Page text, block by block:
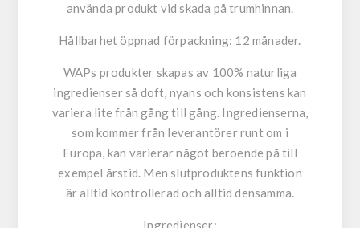
använda produkt vid skada på trumhinnan.
Hållbarhet öppnad förpackning: 12 månader.
WAPs produkter skapas av 100% naturliga
ingredienser så doft, nyans och konsistens kan
variera lite från gång till gång. Ingredienserna,
som kommer från leverantörer runt om i
Europa, kan varierar något beroende på till
exempel årstid. Men slutproduktens funktion
är alltid kontrollerad och alltid densamma.
Ingredienser: